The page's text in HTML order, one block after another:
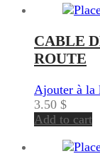
CABLE
ROUTE
Ajouter à la
3.50 $
Add to cart